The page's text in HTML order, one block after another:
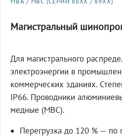
Магистральный
Для магистрального
электроэнергии в
коммерческих зданиях.
IP66. Проводники
медные (МВС).
Перегрузка до 120 % — по